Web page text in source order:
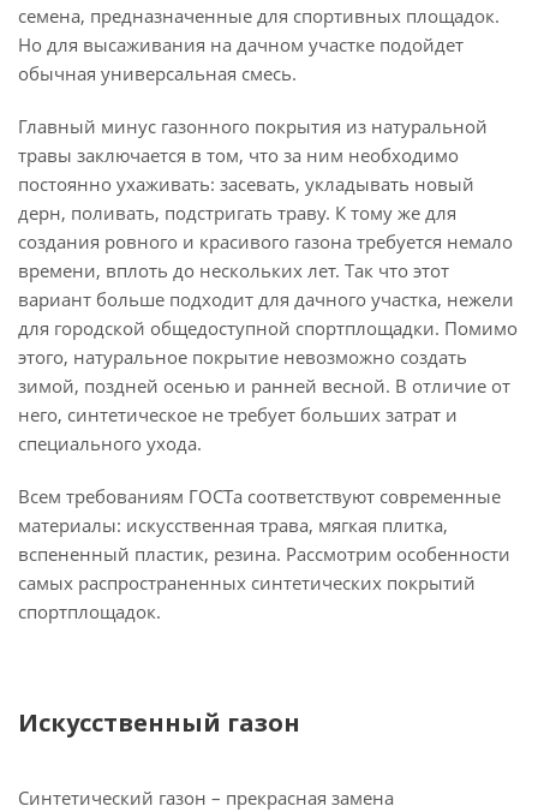
семена, предназначенные для спортивных площадок.
Но для высаживания на дачном участке подойдет
обычная универсальная смесь.
Главный минус газонного покрытия из натуральной
травы заключается в том, что за ним необходимо
постоянно ухаживать: засевать, укладывать новый
дерн, поливать, подстригать траву. К тому же для
создания ровного и красивого газона требуется немало
времени, вплоть до нескольких лет. Так что этот
вариант больше подходит для дачного участка, нежели
для городской общедоступной спортплощадки. Помимо
этого, натуральное покрытие невозможно создать
зимой, поздней осенью и ранней весной. В отличие от
него, синтетическое не требует больших затрат и
специального ухода.
Всем требованиям ГОСТа соответствуют современные
материалы: искусственная трава, мягкая плитка,
вспененный пластик, резина. Рассмотрим особенности
самых распространенных синтетических покрытий
спортплощадок.
Искусственный газон
Синтетический газон – прекрасная замена